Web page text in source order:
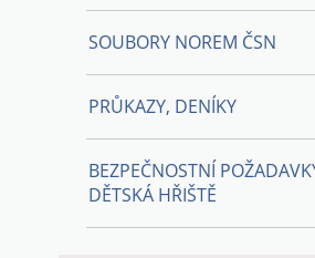
SOUBORY NOREM ČSN
PRŮKAZY, DENÍKY
BEZPEČNOSTNÍ
DĚTSKÁ HŘIŠTĚ